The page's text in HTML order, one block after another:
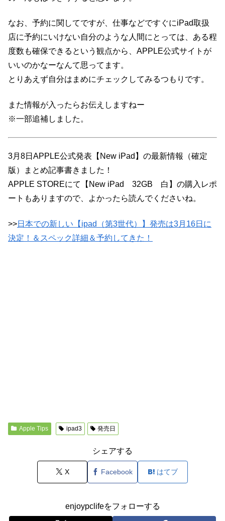
なお、予約に関してですが、仕事などですぐにiPad取扱
店に予約にいけない自分のような人間にとっては、ある程
度数も確保できるという観点から、APPLE公式サイトが
いいのかなーなんて思ってます。
とりあえず自分はまめにチェックしてみるつもりです。
また情報が入ったらお伝えしますねー
※一部追補しました。
3月8日APPLE公式発表【New iPad】の最新情報（確定
版）まとめ記事書きました！
APPLE STOREにて【New iPad 32GB 白】の購入レポ
ートもありますので、よかったら読んでくださいね。
>>日本での新しい【ipad（第3世代）】発売は3月16日に
決定！＆スペック詳細＆予約してきた！
Apple Tips ipad3 発売日
シェアする
X Facebook はてブ
enjoypclifeをフォローする